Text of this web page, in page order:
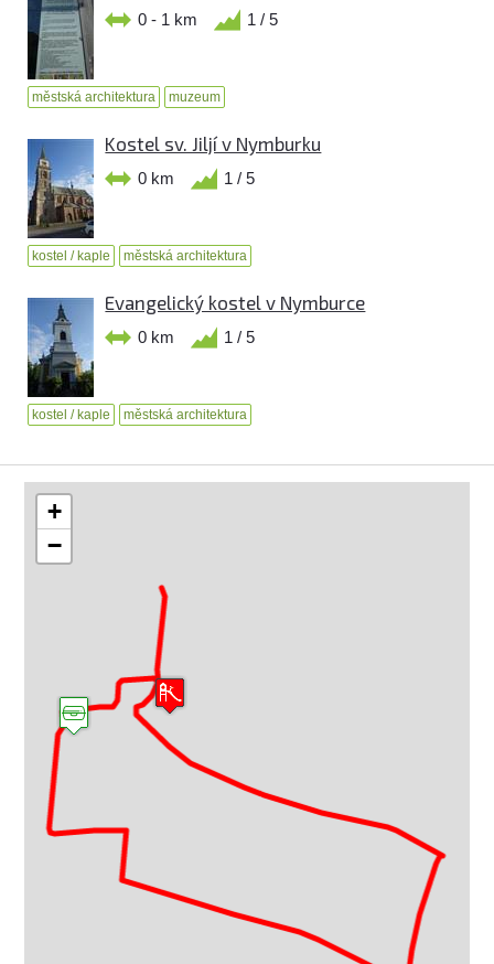
0 - 1 km 1 / 5
městská architektura muzeum
Kostel sv. Jiljí v Nymburku
0 km 1 / 5
kostel / kaple městská architektura
Evangelický kostel v Nymburce
0 km 1 / 5
kostel / kaple městská architektura
+
−